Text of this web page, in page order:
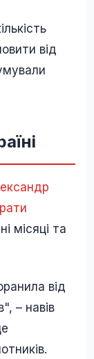
від
місяці та
від
– навів